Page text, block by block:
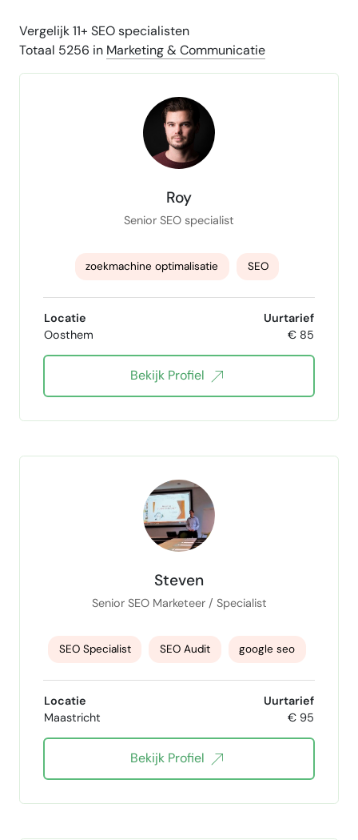
Vergelijk 11+ SEO specialisten
Totaal 5256 in Marketing & Communicatie
Roy
Senior SEO specialist
zoekmachine optimalisatie SEO
seo strategie
content strategy
Locatie
Oosthem
Uurtarief
€ 85
Bekijk Profiel
Steven
Senior SEO Marketeer / Specialist
SEO Specialist SEO Audit google seo
Locatie
Maastricht
Uurtarief
€ 95
Bekijk Profiel